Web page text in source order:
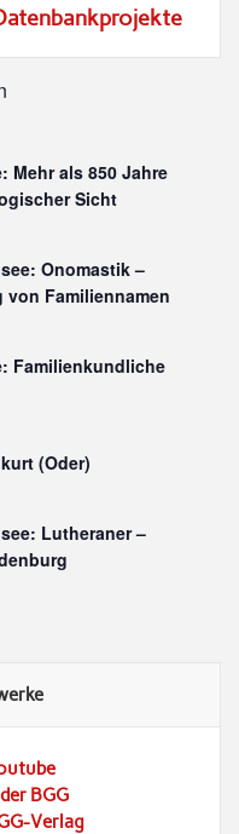
Mehr als 850 Jahre
Sicht
Onomastik –
Familiennamen
Familienkundliche
(Oder)
Lutheraner –
BGG
Verlag